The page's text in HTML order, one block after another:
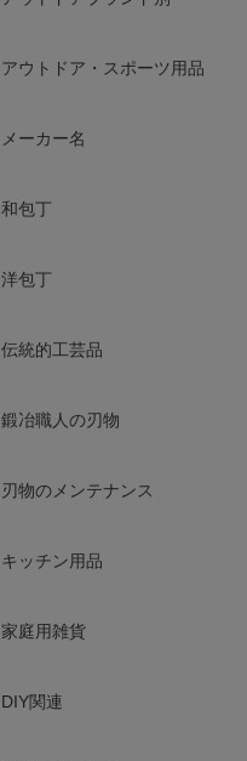
アウトドア・スポーツ用品
メーカー名
和包丁
洋包丁
伝統的工芸品
鍛冶職人の刃物
刃物のメンテナンス
キッチン用品
家庭用雑貨
DIY関連